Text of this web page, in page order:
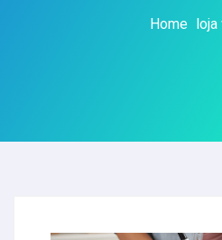
Home loja